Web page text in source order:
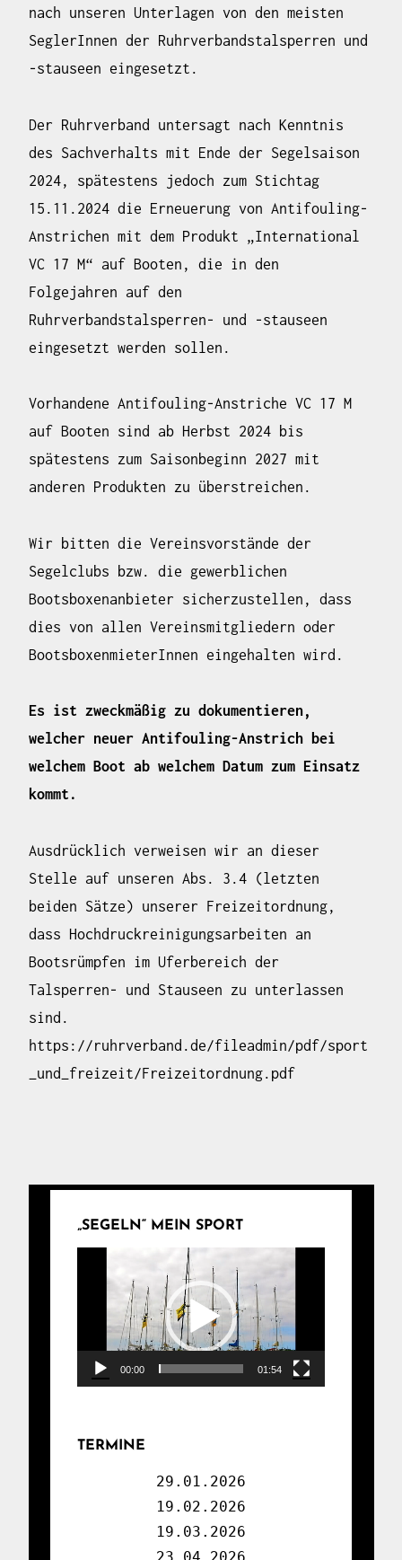
nach unseren Unterlagen von den meisten
SeglerInnen der Ruhrverbandstalsperren und
-stauseen eingesetzt.
Der Ruhrverband untersagt nach Kenntnis
des Sachverhalts mit Ende der Segelsaison
2024, spätestens jedoch zum Stichtag
15.11.2024 die Erneuerung von Antifouling-
Anstrichen mit dem Produkt „International
VC 17 M“ auf Booten, die in den
Folgejahren auf den
Ruhrverbandstalsperren- und -stauseen
eingesetzt werden sollen.
Vorhandene Antifouling-Anstriche VC 17 M
auf Booten sind ab Herbst 2024 bis
spätestens zum Saisonbeginn 2027 mit
anderen Produkten zu überstreichen.
Wir bitten die Vereinsvorstände der
Segelclubs bzw. die gewerblichen
Bootsboxenanbieter sicherzustellen, dass
dies von allen Vereinsmitgliedern oder
BootsboxenmieterInnen eingehalten wird.
Es ist zweckmäßig zu dokumentieren,
welcher neuer Antifouling-Anstrich bei
welchem Boot ab welchem Datum zum Einsatz
kommt.
Ausdrücklich verweisen wir an dieser
Stelle auf unseren Abs. 3.4 (letzten
beiden Sätze) unserer Freizeitordnung,
dass Hochdruckreinigungsarbeiten an
Bootsrümpfen im Uferbereich der
Talsperren- und Stauseen zu unterlassen
sind.
https://ruhrverband.de/fileadmin/pdf/sport
_und_freizeit/Freizeitordnung.pdf
„SEGELN“ MEIN SPORT
00:00 01:54
TERMINE
29.01.2026
19.02.2026
19.03.2026